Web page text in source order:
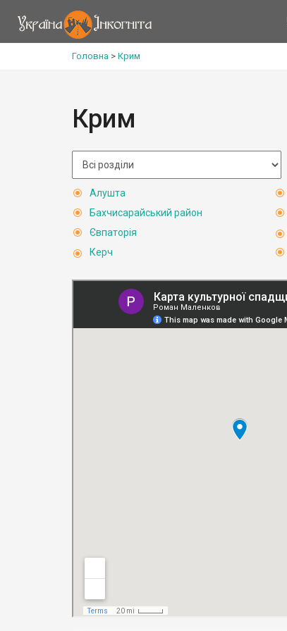
Головна > Крим
Крим
Алушта
Бахчисарайський район
Євпаторія
Керч